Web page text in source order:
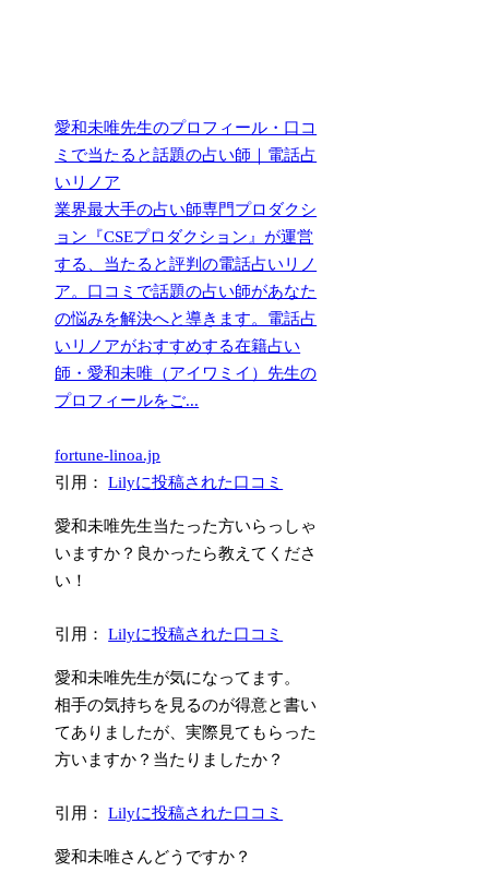
愛和未唯先生のプロフィール・口コ
ミで当たると話題の占い師｜電話占
いリノア
業界最大手の占い師専門プロダクシ
ョン『CSEプロダクション』が運営
する、当たると評判の電話占いリノ
ア。口コミで話題の占い師があなた
の悩みを解決へと導きます。電話占
いリノアがおすすめする在籍占い
師・愛和未唯（アイワミイ）先生の
プロフィールをご...
fortune-linoa.jp
引用：Lilyに投稿された口コミ
愛和未唯先生当たった方いらっしゃ
いますか？良かったら教えてくださ
い！
引用：Lilyに投稿された口コミ
愛和未唯先生が気になってます。
相手の気持ちを見るのが得意と書い
てありましたが、実際見てもらった
方いますか？当たりましたか？
引用：Lilyに投稿された口コミ
愛和未唯さんどうですか？